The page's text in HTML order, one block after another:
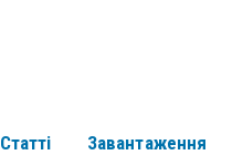
Статті Завантаження